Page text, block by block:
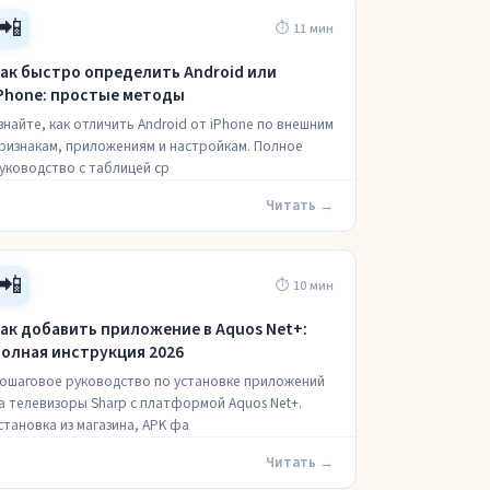
⏱ 11 мин
быстро определить Android или
простые методы
как отличить Android от iPhone по внешним
приложениям и настройкам. Полное
с таблицей ср
Читать →
⏱ 10 мин
добавить приложение в Aquos Net+:
инструкция 2026
руководство по установке приложений
телевизоры Sharp с платформой Aquos Net+.
из магазина, APK фа
Читать →